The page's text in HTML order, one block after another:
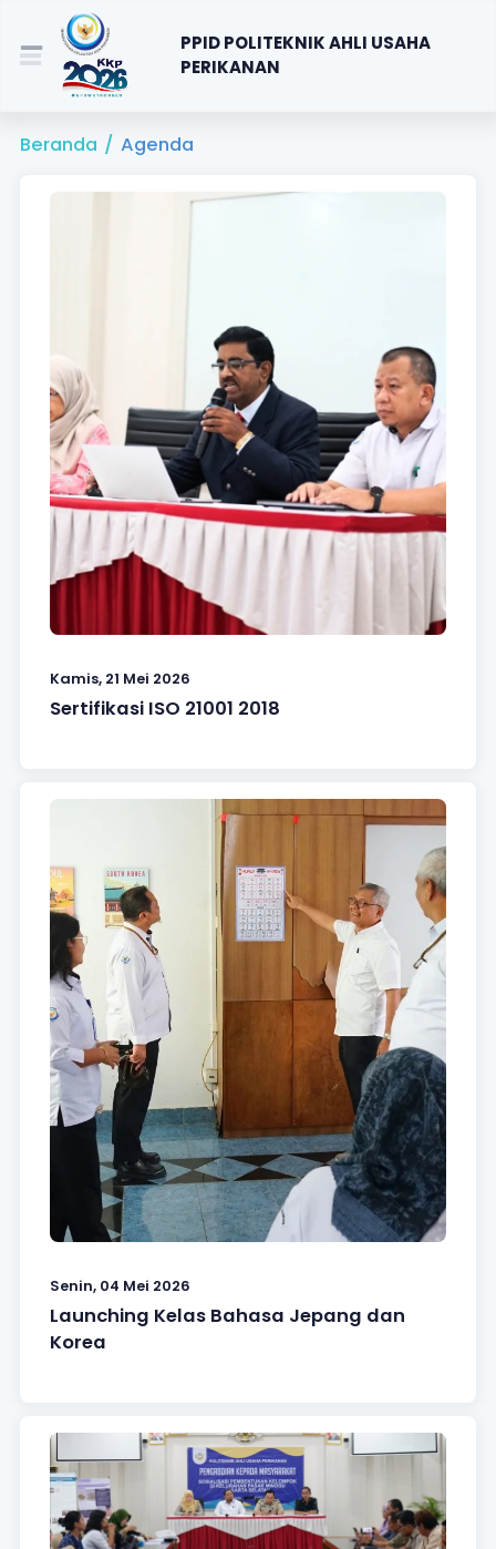
PPID POLITEKNIK AHLI USAHA
PERIKANAN
Beranda / Agenda
Kamis, 21 Mei 2026
Sertifikasi ISO 21001 2018
Senin, 04 Mei 2026
Launching Kelas Bahasa Jepang dan
Korea